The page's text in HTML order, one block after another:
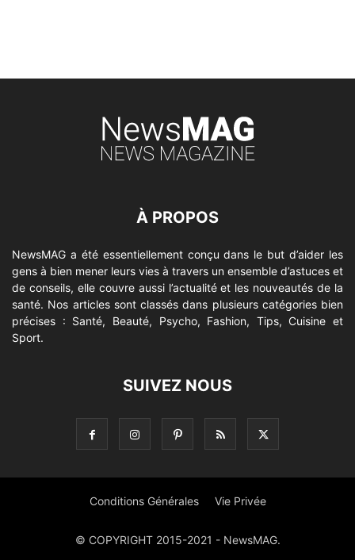
À PROPOS
NewsMAG a été essentiellement conçu dans le but d’aider les
gens à bien mener leurs vies à travers un ensemble d’astuces et
de conseils, elle couvre aussi l’actualité et les nouveautés de la
santé. Nos articles sont classés dans plusieurs catégories bien
précises : Santé, Beauté, Psycho, Fashion, Tips, Cuisine et
Sport.
SUIVEZ NOUS
Conditions Générales Vie Privée
© COPYRIGHT 2015-2021 - NewsMAG.